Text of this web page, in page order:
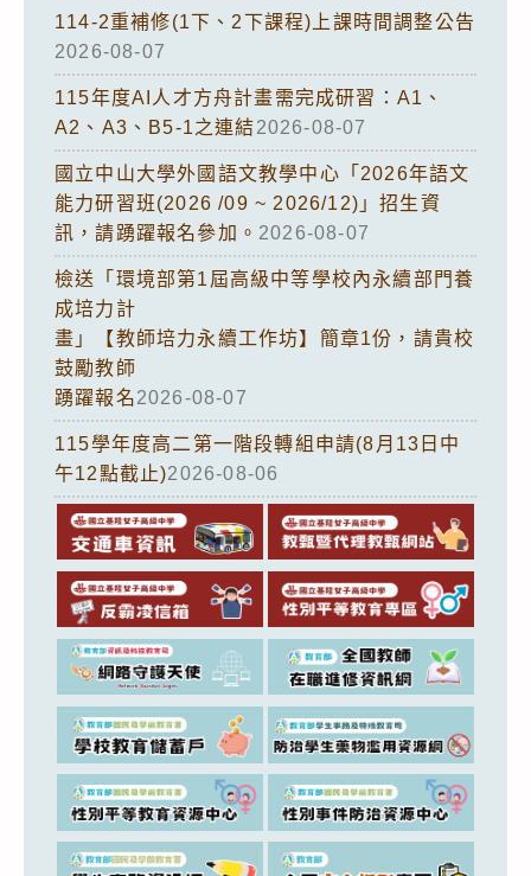
114-2重補修(1下、2下課程)上課時間調整公告
2026-08-07
115年度AI人才方舟計畫需完成研習：A1、
A2、A3、B5-1之連結2026-08-07
國立中山大學外國語文教學中心「2026年語文
能力研習班(2026 /09 ~ 2026/12)」招生資
訊，請踴躍報名參加。 2026-08-07
檢送「環境部第1屆高級中等學校內永續部門養
成培力計
畫」【教師培力永續工作坊】簡章1份，請貴校
鼓勵教師
踴躍報名2026-08-07
115學年度高二第一階段轉組申請(8月13日中
午12點截止)2026-08-06